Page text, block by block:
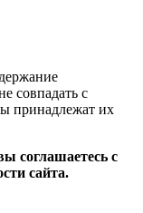
совпадать с
принадлежат их
соглашаетесь с
сайта.